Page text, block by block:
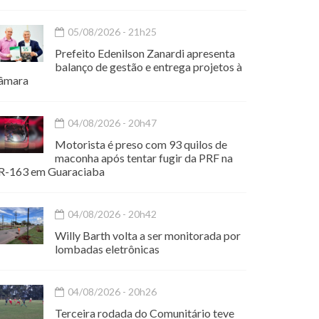
05/08/2026 - 21h25
Prefeito Edenilson Zanardi apresenta
balanço de gestão e entrega projetos à
04/08/2026 - 20h47
Motorista é preso com 93 quilos de
maconha após tentar fugir da PRF na
163 em Guaraciaba
04/08/2026 - 20h42
Willy Barth volta a ser monitorada por
lombadas eletrônicas
04/08/2026 - 20h26
Terceira rodada do Comunitário teve